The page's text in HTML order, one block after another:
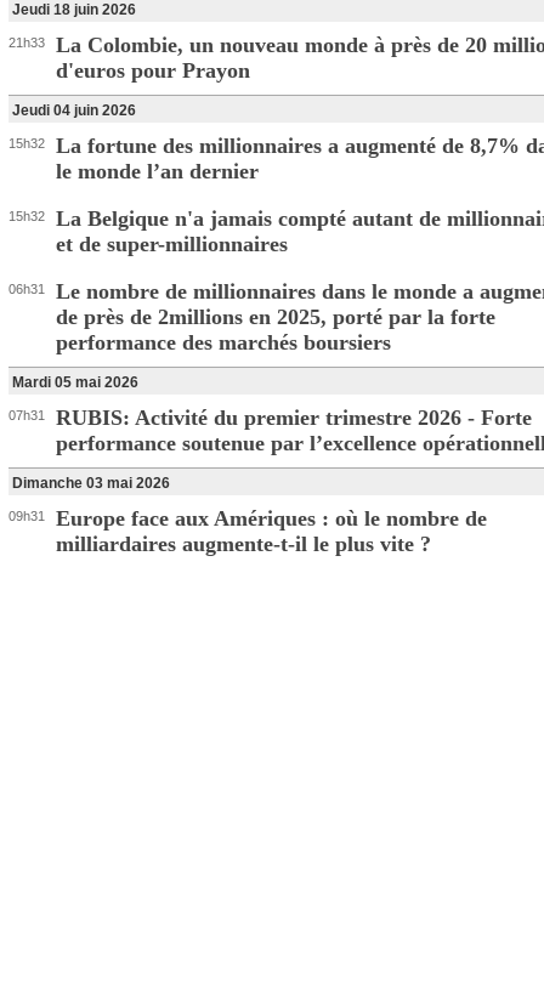
Jeudi 18 juin 2026
21h33
La Colombie, un nouveau monde à près de 20
d'euros pour Prayon
Jeudi 04 juin 2026
15h32
La fortune des millionnaires a augmenté de 8,7%
le monde l’an dernier
15h32
La Belgique n'a jamais compté autant de
et de super-millionnaires
06h31
Le nombre de millionnaires dans le monde a
de près de 2millions en 2025, porté par la forte
performance des marchés boursiers
Mardi 05 mai 2026
07h31
RUBIS: Activité du premier trimestre 2026 - Forte
performance soutenue par l’excellence
Dimanche 03 mai 2026
09h31
Europe face aux Amériques : où le nombre de
milliardaires augmente-t-il le plus vite ?